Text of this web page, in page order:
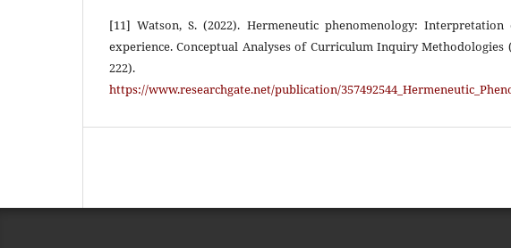
[11] Watson, S. (2022). Hermeneutic phenomenology:
experience. Conceptual Analyses of Curriculum Inquiry Methodologies
222).
https://www.researchgate.net/publication/